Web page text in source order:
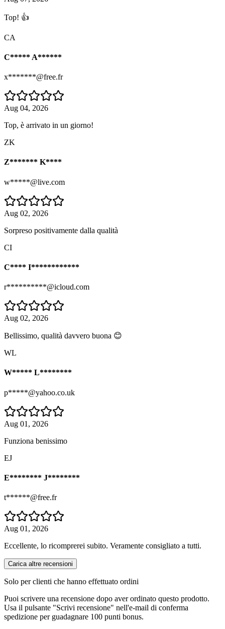
Top! 👍
CA
C***** A******
x*******@free.fr
Aug 04, 2026
Top, è arrivato in un giorno!
ZK
Z******* K****
w*****@live.com
Aug 02, 2026
Sorpreso positivamente dalla qualità
CI
C**** I************
r**********@icloud.com
Aug 02, 2026
Bellissimo, qualità davvero buona 😊
WL
W***** L********
p*****@yahoo.co.uk
Aug 01, 2026
Funziona benissimo
EJ
E******** J********
t******@free.fr
Aug 01, 2026
Eccellente, lo ricomprerei subito. Veramente consigliato a tutti.
Carica altre recensioni
Solo per clienti che hanno effettuato ordini
Puoi scrivere una recensione dopo aver ordinato questo prodotto.
Usa il pulsante "Scrivi recensione" nell'e-mail di conferma
spedizione per guadagnare 100 punti bonus.